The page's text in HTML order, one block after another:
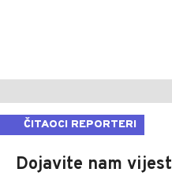
ČITAOCI REPORTERI
Dojavite nam vijest